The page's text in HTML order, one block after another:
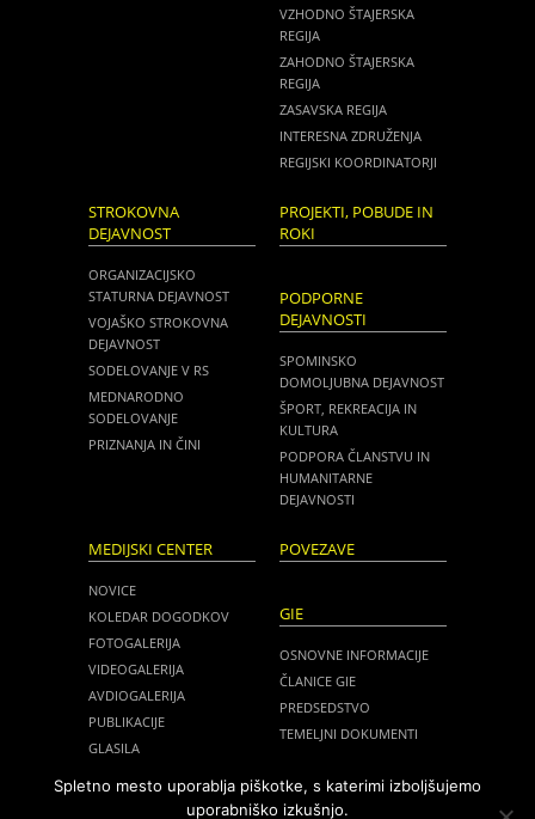
VZHODNO ŠTAJERSKA
REGIJA
ZAHODNO ŠTAJERSKA
REGIJA
ZASAVSKA REGIJA
INTERESNA ZDRUŽENJA
REGIJSKI KOORDINATORJI
STROKOVNA
DEJAVNOST
ORGANIZACIJSKO
STATURNA DEJAVNOST
VOJAŠKO STROKOVNA
DEJAVNOST
SODELOVANJE V RS
MEDNARODNO
SODELOVANJE
PRIZNANJA IN ČINI
PROJEKTI, POBUDE IN
ROKI
PODPORNE
DEJAVNOSTI
SPOMINSKO
DOMOLJUBNA DEJAVNOST
ŠPORT, REKREACIJA IN
KULTURA
PODPORA ČLANSTVU IN
HUMANITARNE
DEJAVNOSTI
MEDIJSKI CENTER
NOVICE
KOLEDAR DOGODKOV
FOTOGALERIJA
VIDEOGALERIJA
AVDIOGALERIJA
PUBLIKACIJE
GLASILA
POVEZAVE
GIE
OSNOVNE INFORMACIJE
ČLANICE GIE
PREDSEDSTVO
TEMELJNI DOKUMENTI
ZASEDANJA
Spletno mesto uporablja piškotke, s katerimi izboljšujemo
uporabniško izkušnjo.